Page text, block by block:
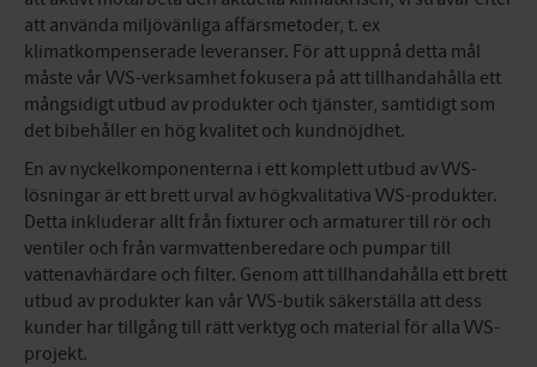
att använda miljövänliga affärsmetoder, t. ex
klimatkompenserade leveranser. För att uppnå detta mål
måste vår VVS-verksamhet fokusera på att tillhandahålla ett
mångsidigt utbud av produkter och tjänster, samtidigt som
det bibehåller en hög kvalitet och kundnöjdhet.
En av nyckelkomponenterna i ett komplett utbud av VVS-
lösningar är ett brett urval av högkvalitativa VVS-produkter.
Detta inkluderar allt från fixturer och armaturer till rör och
ventiler och från varmvattenberedare och pumpar till
vattenavhärdare och filter. Genom att tillhandahålla ett brett
utbud av produkter kan vår VVS-butik säkerställa att dess
kunder har tillgång till rätt verktyg och material för alla VVS-
projekt.